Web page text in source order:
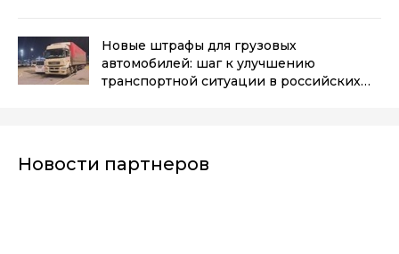
Новые штрафы для грузовых
автомобилей: шаг к улучшению
транспортной ситуации в российских
Новости партнеров